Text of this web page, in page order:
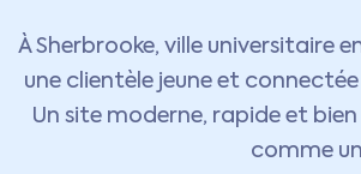
À Sherbrooke, ville universitaire
une clientèle jeune et
Un site moderne, rapide et
comme